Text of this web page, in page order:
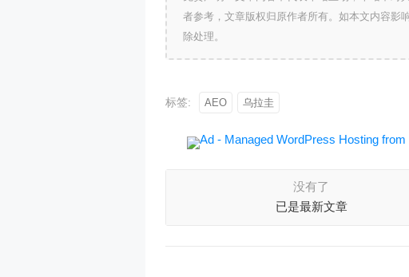
者参考，文章版权归原作者所有。如本文内容影
除处理。
标签: AEO 乌拉圭
没有了
已是最新文章